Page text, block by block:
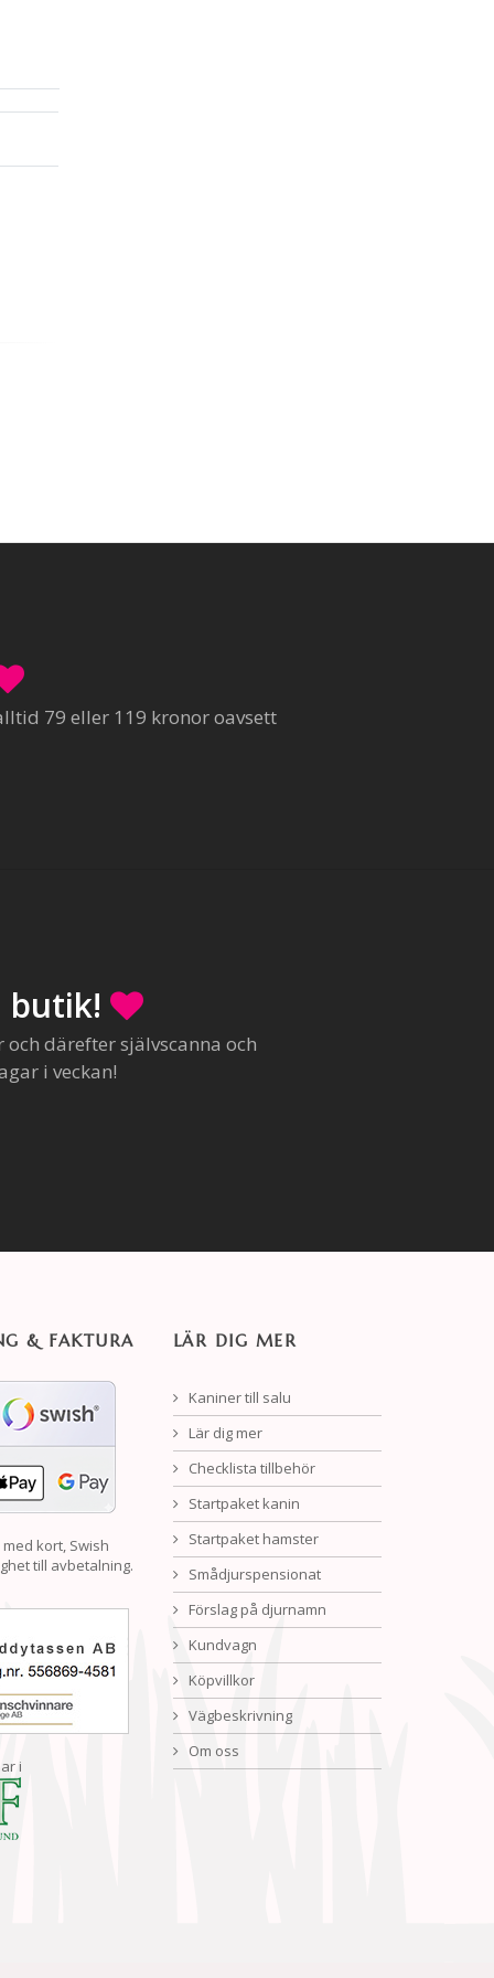
79 eller 119 kronor oavsett
butik!
därefter självscanna och
i veckan!
& FAKTURA
kort, Swish
till avbetalning.
i
LÄR DIG MER
Kaniner till salu
Lär dig mer
Checklista tillbehör
Startpaket kanin
Startpaket hamster
Smådjurspensionat
Förslag på djurnamn
Kundvagn
Köpvillkor
Vägbeskrivning
Om oss